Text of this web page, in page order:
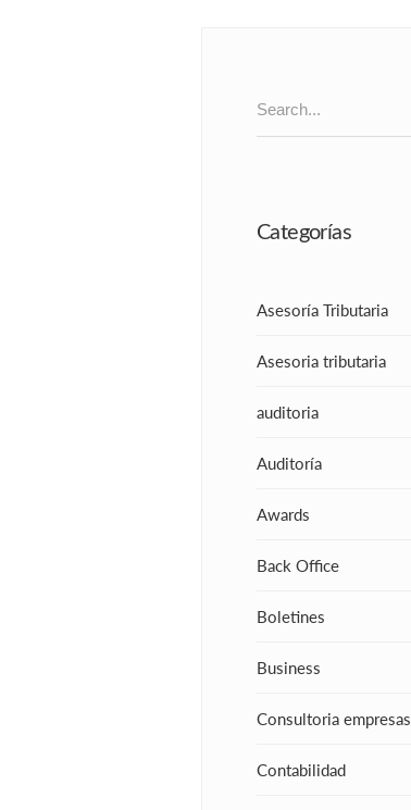
for:
Categorías
Asesoría Tributaria
Asesoria tributaria
auditoria
Auditoría
Awards
Back Office
Boletines
Business
Consultoria empresas
Contabilidad